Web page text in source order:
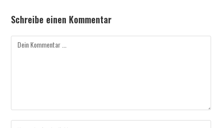
Schreibe einen Kommentar
Kommentieren